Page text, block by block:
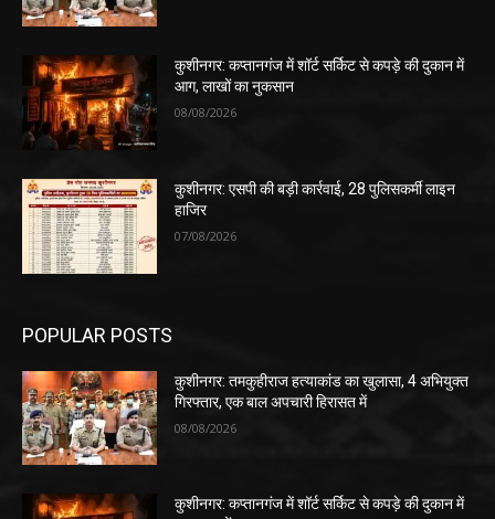
कुशीनगर: कप्तानगंज में शॉर्ट सर्किट से कपड़े की दुकान में
आग, लाखों का नुकसान
08/08/2026
कुशीनगर: एसपी की बड़ी कार्रवाई, 28 पुलिसकर्मी लाइन
हाजिर
07/08/2026
POPULAR POSTS
कुशीनगर: तमकुहीराज हत्याकांड का खुलासा, 4 अभियुक्त
गिरफ्तार, एक बाल अपचारी हिरासत में
08/08/2026
कुशीनगर: कप्तानगंज में शॉर्ट सर्किट से कपड़े की दुकान में